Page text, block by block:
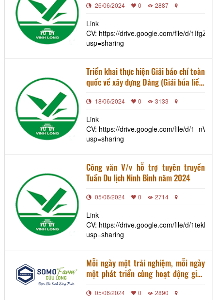
Khu vực hàng đầu Châu Á năm 2024”
đối với Khu du lịch Quốc gia Mộc
Châu
26/06/2024 0 2887
Link
CV: https://drive.google.com/file/d/
usp=sharing
Triển khai thực hiện Giải báo chí toàn
quốc về xây dựng Đảng (Giải búa liềm
bàn tỉnh Vĩnh Long
18/06/2024 0 3133
Link
CV: https://drive.google.com/file/d/
usp=sharing
Công văn V/v hỗ trợ tuyên truyền
Tuần Du lịch Ninh Bình năm 2024
05/06/2024 0 2714
Link
CV: https://drive.google.com/file/d/
usp=sharing
Mỗi ngày một trải nghiệm, mỗi ngày
một phát triển cùng hoạt động giao
05/06/2024 0 2890